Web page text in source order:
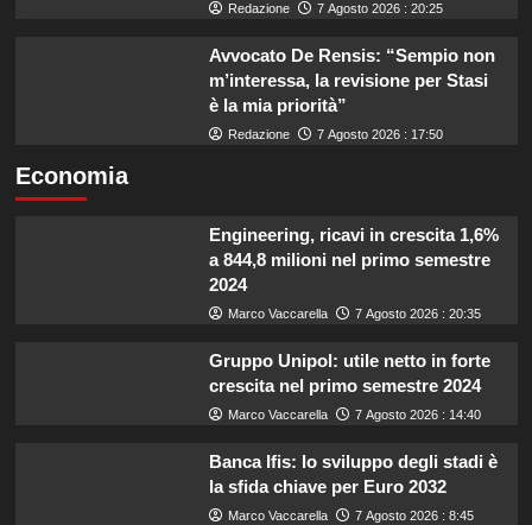
Redazione 7 Agosto 2026 : 20:25
Avvocato De Rensis: “Sempio non
m’interessa, la revisione per Stasi
è la mia priorità”
Redazione 7 Agosto 2026 : 17:50
Economia
Engineering, ricavi in crescita 1,6%
a 844,8 milioni nel primo semestre
2024
Marco Vaccarella 7 Agosto 2026 : 20:35
Gruppo Unipol: utile netto in forte
crescita nel primo semestre 2024
Marco Vaccarella 7 Agosto 2026 : 14:40
Banca Ifis: lo sviluppo degli stadi è
la sfida chiave per Euro 2032
Marco Vaccarella 7 Agosto 2026 : 8:45